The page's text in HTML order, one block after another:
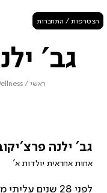
הצטרפות / התחברות
גב'
ראשי /
גב' ילנה
אחות אחראית יולדות א'